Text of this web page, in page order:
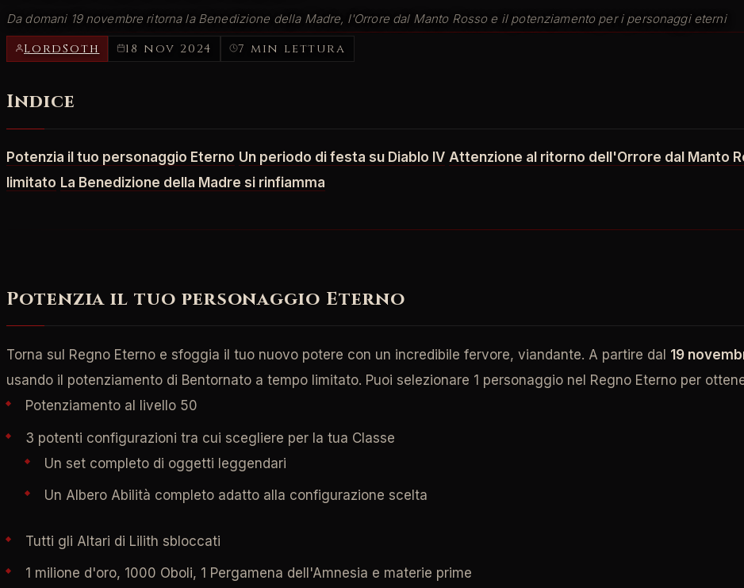
Da domani 19 novembre ritorna la Benedizione della Madre, l'Orrore dal Manto Rosso e il potenziamento per i personaggi eterni
LordSoth 18 nov 2024 7 min lettura
Indice
Potenzia il tuo personaggio Eterno Un periodo di festa su Diablo IV Attenzione al ritorno dell'Orrore dal Manto
limitato La Benedizione della Madre si rinfiamma
Potenzia il tuo personaggio Eterno
Torna sul Regno Eterno e sfoggia il tuo nuovo potere con un incredibile fervore, viandante. A partire dal 19
usando il potenziamento di Bentornato a tempo limitato. Puoi selezionare 1 personaggio nel Regno Eterno per
Potenziamento al livello 50
3 potenti configurazioni tra cui scegliere per la tua Classe
Un set completo di oggetti leggendari
Un Albero Abilità completo adatto alla configurazione scelta
Tutti gli Altari di Lilith sbloccati
1 milione d'oro, 1000 Oboli, 1 Pergamena dell'Amnesia e materie prime